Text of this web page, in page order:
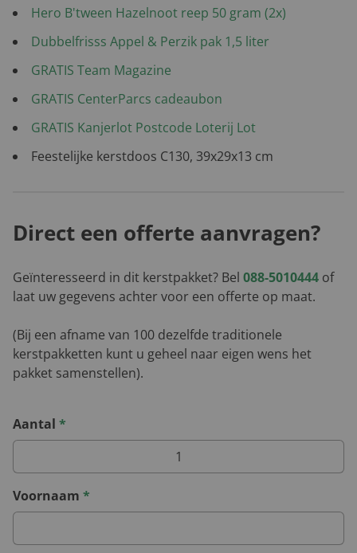
Hero B'tween Hazelnoot reep 50 gram (2x)
Dubbelfrisss Appel & Perzik pak 1,5 liter
GRATIS Team Magazine
GRATIS CenterParcs cadeaubon
GRATIS Kanjerlot Postcode Loterij Lot
Feestelijke kerstdoos C130, 39x29x13 cm
Direct een offerte aanvragen?
Geïnteresseerd in dit kerstpakket? Bel 088-5010444 of
laat uw gegevens achter voor een offerte op maat.
(Bij een afname van 100 dezelfde traditionele
kerstpakketten kunt u geheel naar eigen wens het
pakket samenstellen).
Aantal *
Voornaam *